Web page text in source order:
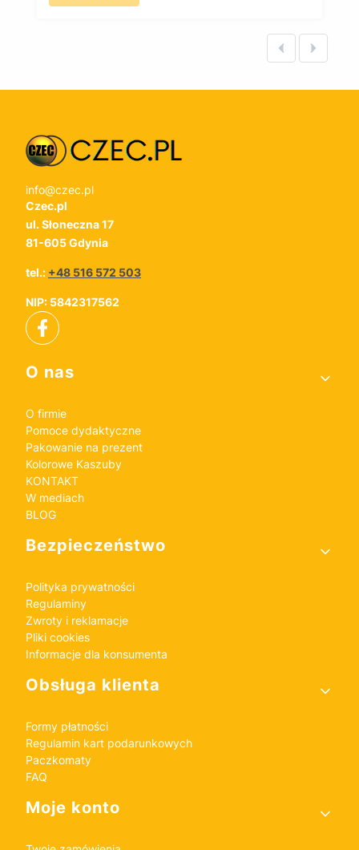
info@czec.pl
Czec.pl
ul. Słoneczna 17
81-605 Gdynia
tel.: +48 516 572 503
NIP: 5842317562
Linki w stopce
O nas
O firmie
Pomoce dydaktyczne
Pakowanie na prezent
Kolorowe Kaszuby
KONTAKT
W mediach
BLOG
Bezpieczeństwo
Polityka prywatności
Regulaminy
Zwroty i reklamacje
Pliki cookies
Informacje dla konsumenta
Obsługa klienta
Formy płatności
Regulamin kart podarunkowych
Paczkomaty
FAQ
Moje konto